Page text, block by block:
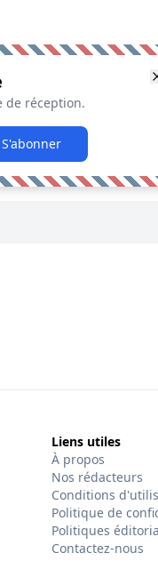
de réception.
S'abonner
Liens utiles
À propos
Nos rédacteurs
Conditions
Politique de
Politiques
Contactez-nous